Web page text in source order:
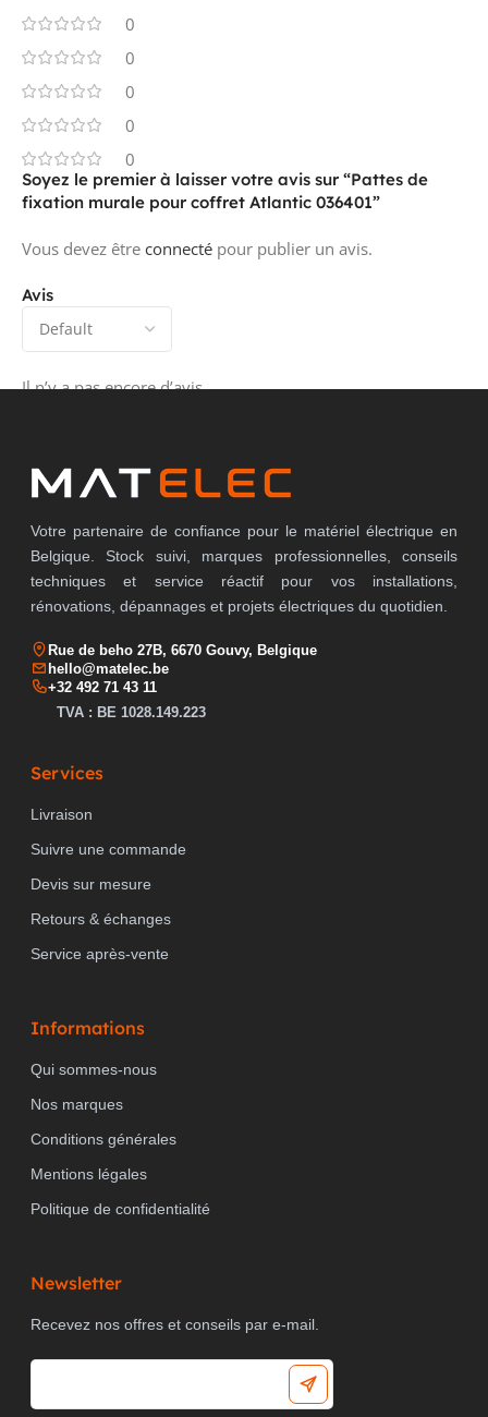
0
0
0
0
0
Avis
Il n’y a pas encore d’avis.
Soyez le premier à laisser votre avis sur “Pattes de
fixation murale pour coffret Atlantic 036401”
Vous devez être connecté pour publier un avis.
Votre partenaire de confiance pour le matériel électrique en
Belgique. Stock suivi, marques professionnelles, conseils
techniques et service réactif pour vos installations,
rénovations, dépannages et projets électriques du quotidien.
Rue de beho 27B, 6670 Gouvy, Belgique
hello@matelec.be
+32 492 71 43 11
TVA : BE 1028.149.223
Services
Livraison
Suivre une commande
Devis sur mesure
Retours & échanges
Service après-vente
Informations
Qui sommes-nous
Nos marques
Conditions générales
Mentions légales
Politique de confidentialité
Newsletter
Recevez nos offres et conseils par e-mail.